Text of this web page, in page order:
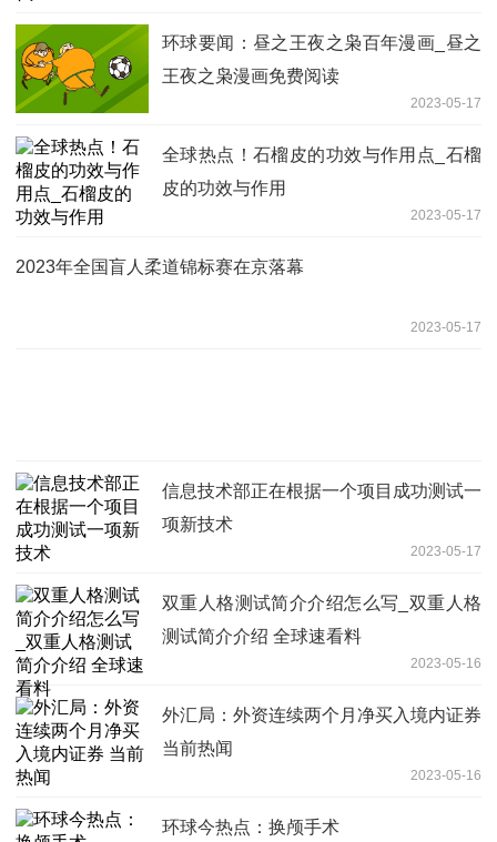
环球要闻：昼之王夜之枭百年漫画_昼之
王夜之枭漫画免费阅读
2023-05-17
全球热点！石榴皮的功效与作用点_石榴
皮的功效与作用
2023-05-17
2023年全国盲人柔道锦标赛在京落幕
2023-05-17
信息技术部正在根据一个项目成功测试一
项新技术
2023-05-17
双重人格测试简介介绍怎么写_双重人格
测试简介介绍 全球速看料
2023-05-16
外汇局：外资连续两个月净买入境内证券
当前热闻
2023-05-16
环球今热点：换颅手术